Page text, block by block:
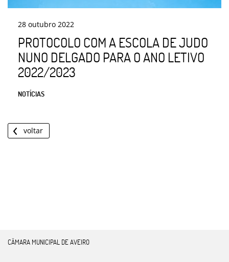
28 outubro 2022
PROTOCOLO COM A ESCOLA DE JUDO
NUNO DELGADO PARA O ANO LETIVO
2022/2023
NOTÍCIAS
voltar
CÂMARA MUNICIPAL DE AVEIRO